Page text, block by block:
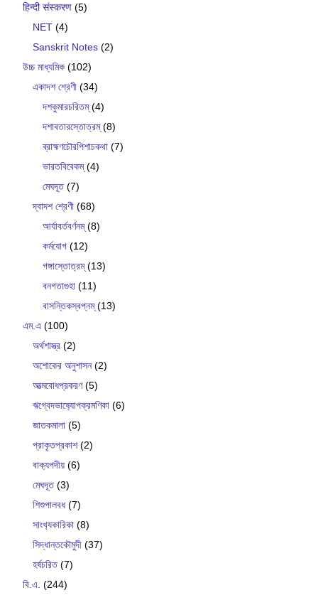
हिन्दी संस्करण (5)
NET (4)
Sanskrit Notes (2)
উচ্চ মাধ্যমিক (102)
একাদশ শ্রেণী (34)
দশকুমারচরিতম্(4)
দশাবতারস্তোত্রম্(8)
ব্রাহ্মণচৌরপিশাচকথা (7)
ভারতবিবেকম্(4)
মেঘদূত(7)
দ্বাদশ শ্রেণী (68)
আর্যাবর্তবর্ণনম্(8)
কর্মযোগ (12)
গঙ্গাস্তোত্রম্(13)
বনগতাগুহা (11)
বাসন্তিকস্বপ্নম্(13)
এম.এ (100)
অর্থশাস্ত্র (2)
অশোকের অনুশাসন(2)
আত্মবোধপ্রকরণ(5)
ঋগ্বেদভাষ‍্যোপক্রমণিকা (6)
জাতকমালা (5)
প্রাকৃতপ্রকাশ(2)
বাক‍্যপদীয় (6)
মেঘদূত(3)
শিশুপালবধ(7)
সাংখ‍্যকারিকা (8)
সিদ্ধান্তকৌমুদী (37)
হর্ষচরিত(7)
বি.এ. (244)